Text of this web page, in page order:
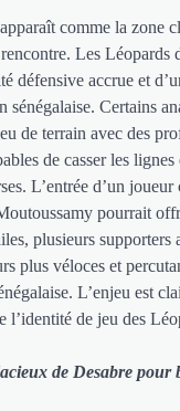
comme la zone
Les Léopards
défensive accrue et
sénégalaise. Certains
de terrain avec des
de casser les
L’entrée d’un
pourrait
plusieurs supporters
plus véloces et
L’enjeu est
l’identité de jeu des
de Desabre pour